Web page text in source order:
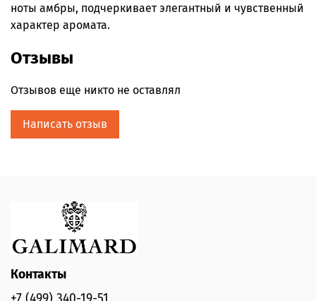
ноты амбры, подчеркивает элегантный и чувственный
характер аромата.
Отзывы
Отзывов еще никто не оставлял
Написать отзыв
Контакты